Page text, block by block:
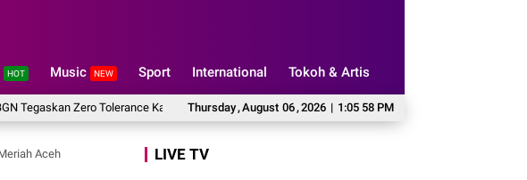
HOT Music NEW Sport International Tokoh & Artis
Thursday,August 06,2026 | 1:05 59 PM
Zero Tolerance Kasus Keracunan MBG Tinjau Sentra Perbenihan Padi Bulungan, Hj.
Aceh LIVE TV